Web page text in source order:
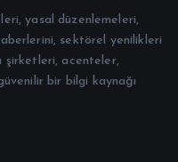
yasal düzenlemeleri,
sektörel yenilikleri
şirketleri, acenteler,
bir bilgi kaynağı